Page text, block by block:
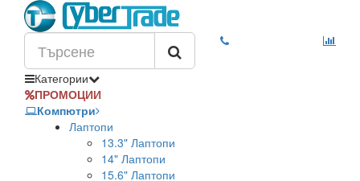
Категории
ПРОМОЦИИ
Компютри
Лаптопи
13.3" Лаптопи
14" Лаптопи
15.6" Лаптопи